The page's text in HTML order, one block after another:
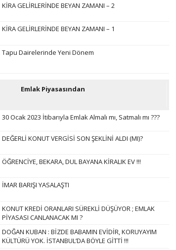
KİRA GELİRLERİNDE BEYAN ZAMANI – 2
KİRA GELİRLERİNDE BEYAN ZAMANI – 1
Tapu Dairelerinde Yeni Dönem
Emlak Piyasasından
30 Ocak 2023 İtibarıyla Emlak Almalı mı, Satmalı mı ???
DEĞERLİ KONUT VERGİSİ SON ŞEKLİNİ ALDI (MI)?
ÖĞRENCİYE, BEKARA, DUL BAYANA KİRALIK EV !!!
İMAR BARIŞI YASALAŞTI
KONUT KREDİ ORANLARI SÜREKLİ DÜŞÜYOR ; EMLAK
PİYASASI CANLANACAK MI ?
DOĞAN KUBAN : BİZDE BABAMIN EVİDİR, KORUYAYIM
KÜLTÜRÜ YOK. İSTANBUL’DA BÖYLE GİTTİ !!!